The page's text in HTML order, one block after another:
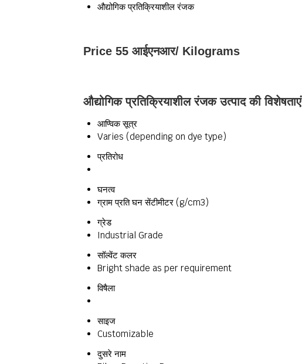
औद्योगिक प्रतिक्रियाशील रंजक
Price 55 आईएनआर/ Kilograms
औद्योगिक प्रतिक्रियाशील रंजक उत्पाद की विशेषताएं
आण्विक सूत्र
Varies (depending on dye type)
प्रतिरोध
घनत्व
ग्राम प्रति घन सेंटीमीटर (g/cm3)
ग्रेड
Industrial Grade
सॉल्वेंट कलर
Bright shade as per requirement
विषैला
साइज
Customizable
दुसरे नाम